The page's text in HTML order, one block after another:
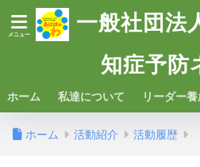
一般社団法
知症予防
ホーム 私達について リーダー
ホーム 活動紹介 活動履歴